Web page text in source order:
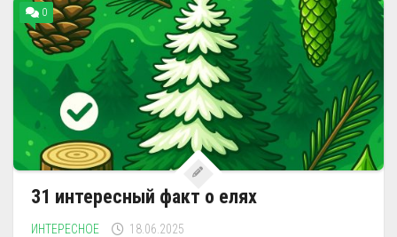
0
31 интересный факт о елях
ИНТЕРЕСНОЕ 18.06.2025